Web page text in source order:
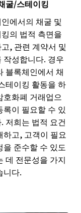
굴/스테이킹
에서의 채굴 및
의 법적 측면을
, 관련 계약서 및
작성합니다. 경우
블록체인에서 채
테이킹 활동을 하
호화폐 거래업으
록이 필요할 수 있
저희는 법적 요건
하고, 고객이 필요
을 준수할 수 있도
데 전문성을 가지
니다.